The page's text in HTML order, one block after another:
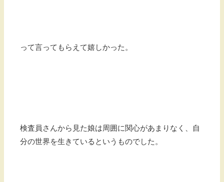
って言ってもらえて嬉しかった。
検査員さんから見た娘は周囲に関心があまりなく、自
分の世界を生きているというものでした。